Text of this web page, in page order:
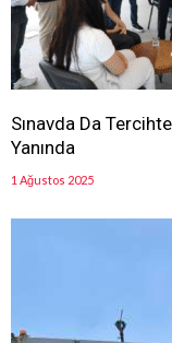
Sınavda Da
Yanında
1 Ağustos 2025